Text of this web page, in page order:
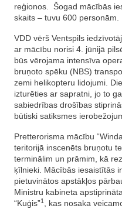
reģionos. Šogad mācībās
skaits – tuvu 600 personām.
VDD vērš Ventspils
ar mācību norisi 4. jūnijā
būs vērojama intensīva
bruņoto spēku (NBS)
zemi helikopteru lidojumi.
izturēties ar sapratni, jo to
sabiedrības drošības
būtiski satiksmes
Pretterorisma mācību
teritorijā inscenēts bruņotu
terminālim un prāmim, kā
ķīlnieki. Mācībās iesaistītās
pietuvinātos apstākļos
Ministru kabineta
“Kuģis”1
, kas nosaka